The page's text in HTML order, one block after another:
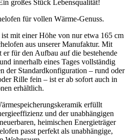
großes Stück Lebensqualität!
für vollen Wärme-Genuss.
mit einer Höhe von nur etwa 165 cm
aus unserer Manufaktur. Mit
für den Aufbau auf die bestehende
innerhalb eines Tages vollständig
der Standardkonfiguration – rund oder
Rille fein – ist er ab sofort auch in
erhältlich.
erfüllt
und der unabhängigen
heimischen Energieträger
passt perfekt als unabhängige,